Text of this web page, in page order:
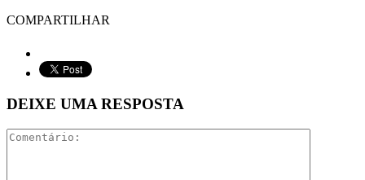
COMPARTILHAR
DEIXE UMA RESPOSTA